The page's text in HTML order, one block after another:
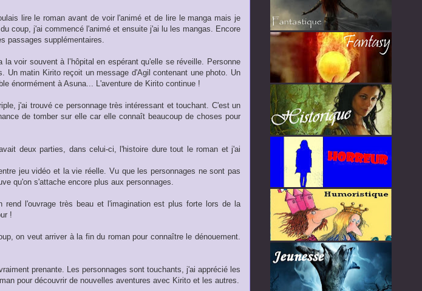
lire le roman avant de voir l'animé et de lire le manga mais je
coup, j'ai commencé l'animé et ensuite j'ai lu les mangas. Encore
passages supplémentaires.
voir souvent à l’hôpital en espérant qu'elle se réveille. Personne
Un matin Kirito reçoit un message d'Agil contenant une photo. Un
énormément à Asuna... L'aventure de Kirito continue !
j'ai trouvé ce personnage très intéressant et touchant. C'est un
de tomber sur elle car elle connaît beaucoup de choses pour
deux parties, dans celui-ci, l'histoire dure tout le roman et j'ai
jeu vidéo et la vie réelle. Vu que les personnages ne sont pas
qu'on s'attache encore plus aux personnages.
l'ouvrage très beau et l'imagination est plus forte lors de la
!
on veut arriver à la fin du roman pour connaître le dénouement.
prenante. Les personnages sont touchants, j'ai apprécié les
pour découvrir de nouvelles aventures avec Kirito et les autres.